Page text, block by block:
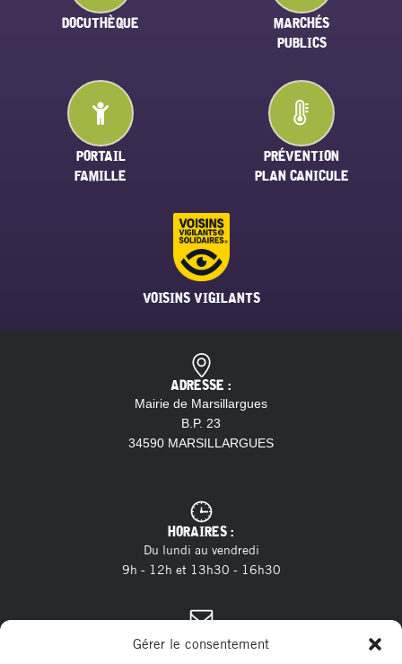
Gérer le consentement
DOCUTHÈQUE
MARCHÉS
PUBLICS
PORTAIL
FAMILLE
PRÉVENTION
PLAN CANICULE
VOISINS VIGILANTS
ADRESSE :
Mairie de Marsillargues
B.P. 23
34590 MARSILLARGUES
HORAIRES :
Du lundi au vendredi
9h - 12h et 13h30 - 16h30
CONTACT :